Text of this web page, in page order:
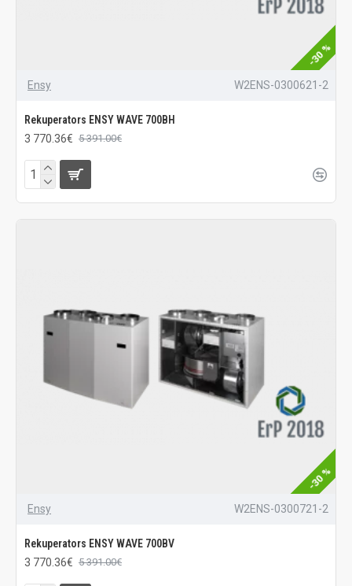
-30 %
Ensy W2ENS-0300621-2
Rekuperators ENSY WAVE 700BH
3 770.36€ 5 391.00€
-30 %
Ensy W2ENS-0300721-2
Rekuperators ENSY WAVE 700BV
3 770.36€ 5 391.00€